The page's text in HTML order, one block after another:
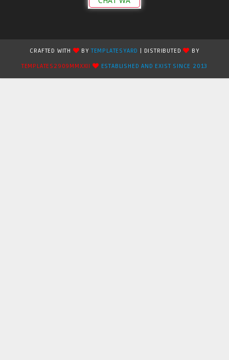
CRAFTED WITH BYTEMPLATESYARD | DISTRIBUTED
BY
TEMPLATES2909MMXXII
ESTABLISHED AND EXIST SINCE 2013